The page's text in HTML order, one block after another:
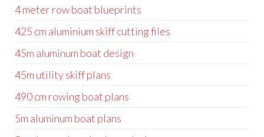
4 meter row boat blueprints
425 cm aluminium skiff cutting files
45m aluminum boat design
45m utility skiff plans
490 cm rowing boat plans
5m aluminum boat plans